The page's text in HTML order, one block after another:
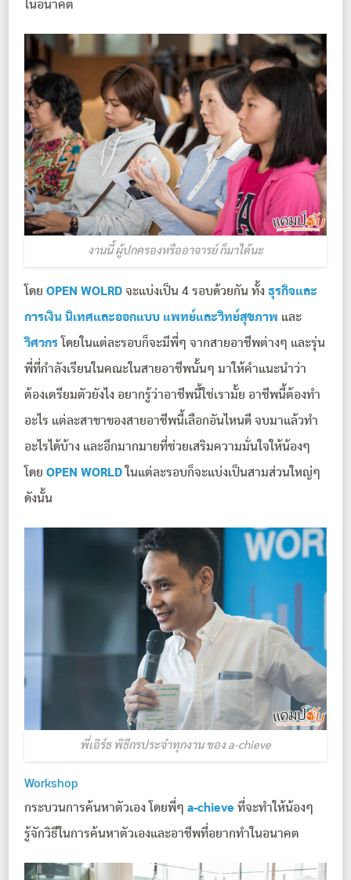
ในอนาคต
งานนี้ ผู้ปกครองหรืออาจารย์ ก็มาได้นะ
โดยOPEN WOLRD จะแบ่งเป็น 4 รอบด้วยกัน ทั้งธุรกิจและ
การเงิน นิเทศและออกแบบ แพทย์และวิทย์สุขภาพ และ
วิศวกร โดยในแต่ละรอบก็จะมีพี่ๆ จากสายอาชีพต่างๆ และรุ่น
พี่ที่กำลังเรียนในคณะในสายอาชีพนั้นๆ มาให้คำแนะนำว่า
ต้องเตรียมตัวยังไง อยากรู้ว่าอาชีพนี้ใช่เรามั้ย อาชีพนี้ต้องทำ
อะไร แต่ละสาขาของสายอาชีพนี้เลือกอันไหนดี จบมาแล้วทำ
อะไรได้บ้าง และอีกมากมายที่ช่วยเสริมความมั่นใจให้น้องๆ
โดยOPEN WORLD ในแต่ละรอบก็จะแบ่งเป็นสามส่วนใหญ่ๆ
ดังนั้น
พี่เอิร์ธ พิธีกรประจำทุกงาน ของ a-chieve
Workshop
กระบวนการค้นหาตัวเอง โดยพี่ๆa-chieve ที่จะทำให้น้องๆ
รู้จักวิธีในการค้นหาตัวเองและอาชีพที่อยากทำในอนาคต